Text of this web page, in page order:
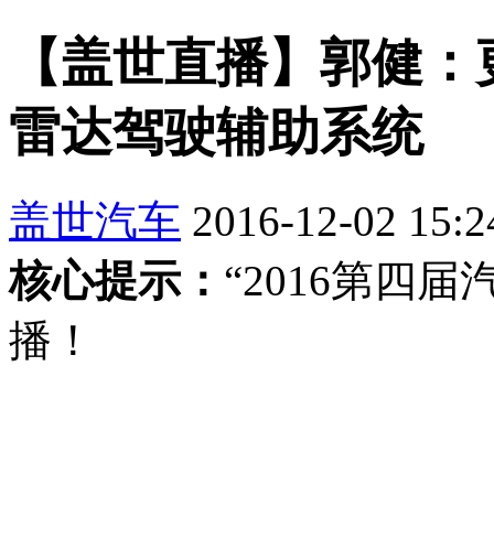
【盖世直播】郭健
雷达驾驶辅助系统
盖世汽车 2016-12-02
核心提示： “2016第四届
播！